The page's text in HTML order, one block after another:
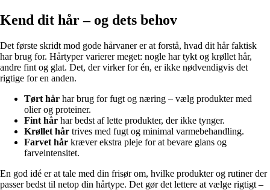
Kend dit hår – og dets behov
Det første skridt mod gode hårvaner er at forstå, hvad dit hår faktisk
har brug for. Hårtyper varierer meget: nogle har tykt og krøllet hår,
andre fint og glat. Det, der virker for én, er ikke nødvendigvis det
rigtige for en anden.
Tørt hår har brug for fugt og næring – vælg produkter med
olier og proteiner.
Fint hår har bedst af lette produkter, der ikke tynger.
Krøllet hår trives med fugt og minimal varmebehandling.
Farvet hår kræver ekstra pleje for at bevare glans og
farveintensitet.
En god idé er at tale med din frisør om, hvilke produkter og rutiner der
passer bedst til netop din hårtype. Det gør det lettere at vælge rigtigt –